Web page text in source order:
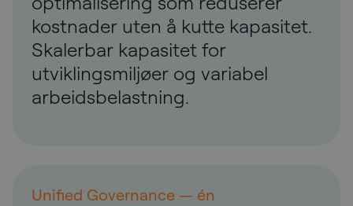
kostnader uten å kutte kapasitet.
Skalerbar kapasitet for
utviklingsmiljøer og variabel
arbeidsbelastning.
Unified Governance — én